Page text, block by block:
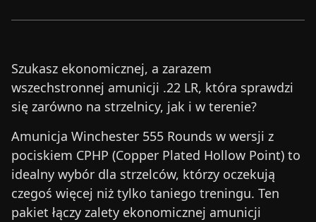
Szukasz ekonomicznej, a zarazem
wszechstronnej amunicji .22 LR, która sprawdzi
się zarówno na strzelnicy, jak i w terenie?
Amunicja Winchester 555 Rounds w wersji z
pociskiem CPHP (Copper Plated Hollow Point) to
idealny wybór dla strzelców, którzy oczekują
czegoś więcej niż tylko taniego treningu. Ten
pakiet łączy zalety ekonomicznej amunicji